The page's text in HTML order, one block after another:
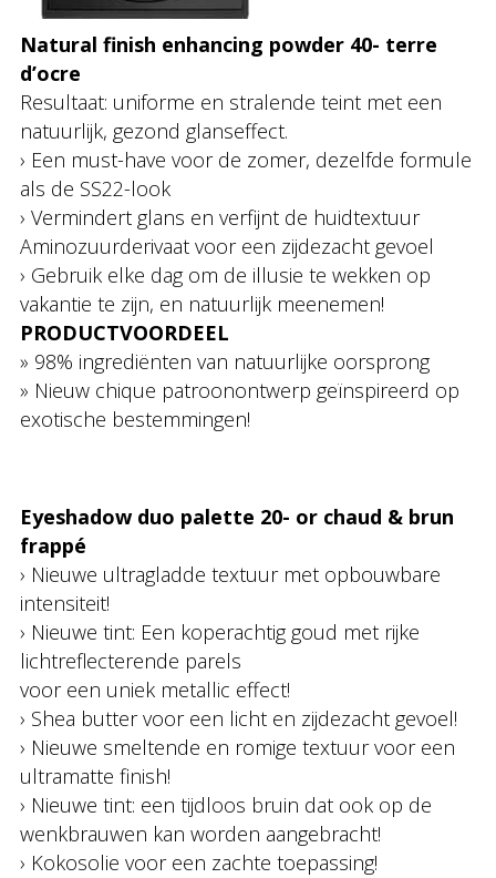
Natural finish enhancing powder 40- terre
d’ocre
Resultaat: uniforme en stralende teint met een
natuurlijk, gezond glanseffect.
› Een must-have voor de zomer, dezelfde formule
als de SS22-look
› Vermindert glans en verfijnt de huidtextuur
Aminozuurderivaat voor een zijdezacht gevoel
› Gebruik elke dag om de illusie te wekken op
vakantie te zijn, en natuurlijk meenemen!
PRODUCTVOORDEEL
» 98% ingrediënten van natuurlijke oorsprong
» Nieuw chique patroonontwerp geïnspireerd op
exotische bestemmingen!
Eyeshadow duo palette 20- or chaud & brun
frappé
› Nieuwe ultragladde textuur met opbouwbare
intensiteit!
› Nieuwe tint: Een koperachtig goud met rijke
lichtreflecterende parels
voor een uniek metallic effect!
› Shea butter voor een licht en zijdezacht gevoel!
› Nieuwe smeltende en romige textuur voor een
ultramatte finish!
› Nieuwe tint: een tijdloos bruin dat ook op de
wenkbrauwen kan worden aangebracht!
› Kokosolie voor een zachte toepassing!